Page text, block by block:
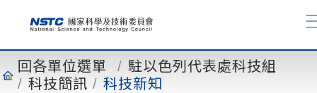
容 回各單位選單
駐以色列代表處科技組
科技簡訊
科技新知